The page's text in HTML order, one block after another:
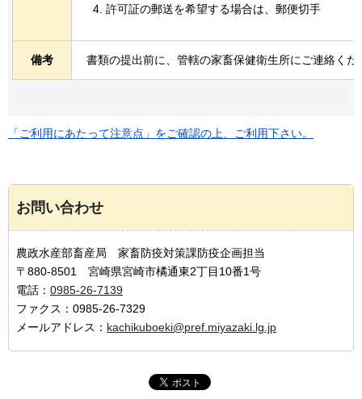
許可証の郵送を希望する場合は、郵便切手
備考 書類の提出前に、管轄の家畜保健衛生所にご連絡くだ
「ご利用にあたって注意点」をご確認の上、ご利用下さい。
お問い合わせ
農政水産部畜産局 家畜防疫対策課防疫企画担当
〒880-8501 宮崎県宮崎市橘通東2丁目10番1号
電話： 0985-26-7139
ファクス：0985-26-7329
メールアドレス： kachikuboeki@pref.miyazaki.lg.jp